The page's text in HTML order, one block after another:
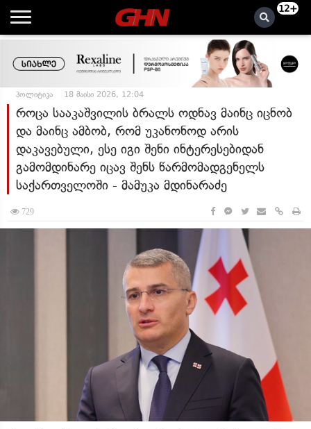
12+
პოლიტიკა 18 მაისი 2026, 12:04
როცა სააკაშვილის ბრალს ოდნავ მაინც იცნობ
და მაინც ამბობ, რომ უკანონოდ არის
დაკავებული, ესე იგი შენი ინტერესებიდან
გამომდინარე იცავ შენს წარმომადგენელს
საქართველოში - მამუკა მდინარაძე
729